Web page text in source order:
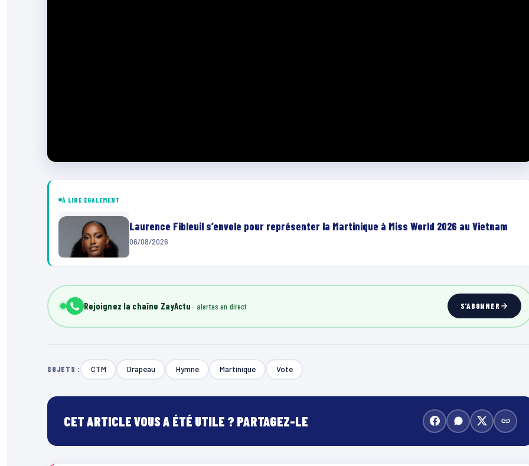
À LIRE ÉGALEMENT
Laurence Fibleuil s’envole pour représenter la Martinique à Miss World 2026 au Vietnam
06/08/2026
Rejoignez la chaîne ZayActu S'ABONNER
SUJETS : CTM Drapeau Hymne Martinique Vote
CET ARTICLE VOUS A ÉTÉ UTILE ? PARTAGEZ-LE